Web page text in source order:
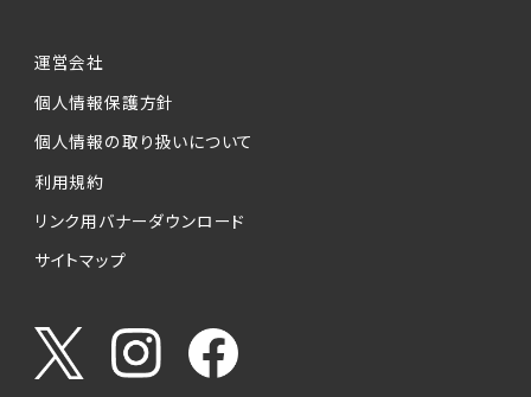
個人情報の第三者への提供について
当社は、以下の提供先に対して個人情報を提供
します。
(1)お客様が求人応募フォームより個人情報を
送信した事業主（広告主）への提供
お客様が求職活動・応募等を行った企業による
うやりとり・情報提供（採否・合否の検討を含み
ます）
運営会社
個人情報保護方針
個人情報の取り扱いについて
利用規約
リンク用バナーダウンロード
サイトマップ